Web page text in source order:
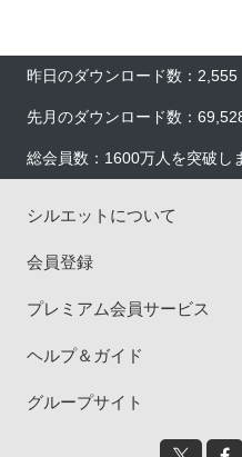
昨日のダウンロード数：2,555
先月のダウンロード数：
総会員数：1600万人を突破し
シルエットについて
会員登録
プレミアム会員サービス
ヘルプ＆ガイド
グループサイト